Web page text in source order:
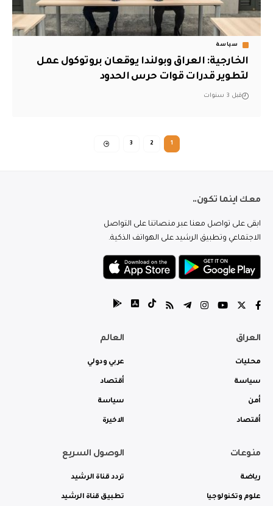
سياسة
الخارجية: العراق وبولندا يوقعان بروتوكول عمل
لتطوير قدرات قوات حرس الحدود
قبل 3 سنوات
1
2
3
معك اينما تكون..
ابقى على تواصل معنا عبر منصاتنا على التواصل
الاجتماعي وتطبيق الرشيد على الهواتف الذكية.
العراق
محليات
سياسة
أمن
أقتصاد
العالم
عربي ودولي
أقتصاد
سياسة
الاخيرة
منوعات
رياضة
علوم وتكنولوجيا
الوصول السريع
تردد قناة الرشيد
تطبيق قناة الرشيد